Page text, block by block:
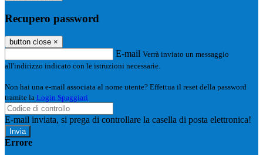
Recupero password
button close ×
E-mail Verrà inviato un messaggio
all'indirizzo indicato con le istruzioni necessarie.
Non hai una e-mail associata al nome utente? Effettua il reset della password
tramite la Login Spaggiari
E-mail inviata, si prega di controllare la casella di posta elettronica!
Errore